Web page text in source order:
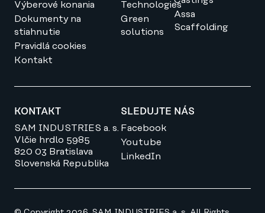
Výberové konania
Dokumenty na
stiahnutie
Pravidlá cookies
Kontakt
Technologies
Green
solutions
Assa
Scaffolding
KONTAKT
SAM INDUSTRIES a. s.
Vlčie hrdlo 5985
820 03 Bratislava
Slovenská Republika
SLEDUJTE NÁS
Facebook
Youtube
LinkedIn